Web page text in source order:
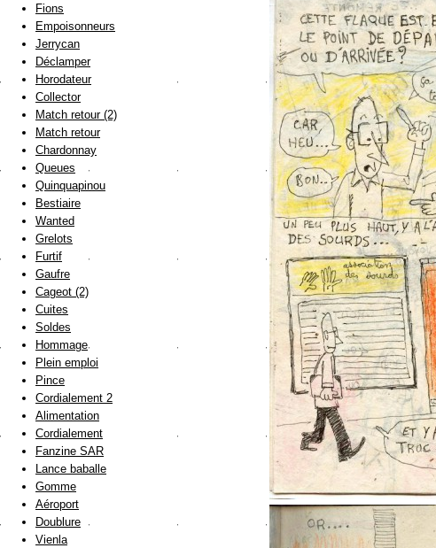
Fions
Empoisonneurs
Jerrycan
Déclamper
Horodateur
Collector
Match retour (2)
Match retour
Chardonnay
Queues
Quinquapinou
Bestiaire
Wanted
Grelots
Furtif
Gaufre
Cageot (2)
Cuites
Soldes
Hommage
Plein emploi
Pince
Cordialement 2
Alimentation
Cordialement
Fanzine SAR
Lance baballe
Gomme
Aéroport
Doublure
Vienla